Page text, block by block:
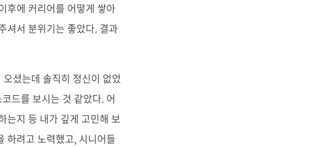
후에 커리어를 어떻게 쌓아
셔서 분위기는 좋았다. 결과
셨는데 솔직히 정신이 없었
드를 보시는 것 같았다. 어
는지 등 내가 깊게 고민해 보
하려고 노력했고, 시니어들